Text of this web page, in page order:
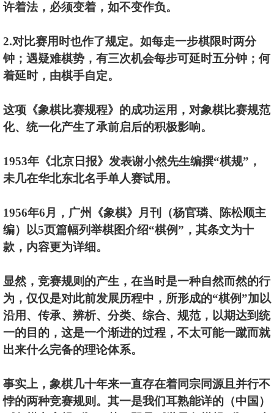
许着法，必须变着，如不变作负。
2.对比赛用时也作了规定。如每走一步棋限时两分
钟；遇疑难棋势，有三次机会每步可延时五分钟；何
着延时，由棋手自定。
这项《象棋比赛规程》的成功运用，对象棋比赛规范
化、统一化产生了承前启后的积极影响。
1953年《北京日报》发表谢小然先生编撰“棋规”，
未几在华北东北名手单人赛试用。
1956年6月，广州《象棋》月刊（杨官璘、陈松顺主
编）以5页篇幅列举棋图介绍“棋例”，其条文为十
款，内容更为详细。
显然，竞赛规则的产生，在当时是一种自然而然的行
为，仅仅是对此前发展历程中，所形成的“棋例”加以
沿用、传承、辨析、分类、综合、规范，以期达到统
一的目的，这是一个渐进的过程，不太可能一蹴而就
出来什么完备的理论体系。
事实上，象棋几十年来一直存在着同宗同源且并行不
悖的两种竞赛规则。其一是我们耳熟能详的（中国）